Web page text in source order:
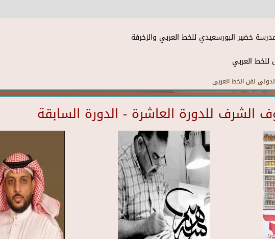
خضير البورسعيدي للخط العربي والزخرفة
للخط العربي
لفن الخط العريى
الشرف للدورة العاشرة - الدورة السابقة